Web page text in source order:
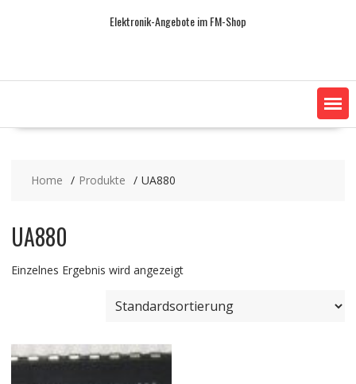
Elektronik-Angebote im FM-Shop
Home Produkte UA880
UA880
Einzelnes Ergebnis wird angezeigt